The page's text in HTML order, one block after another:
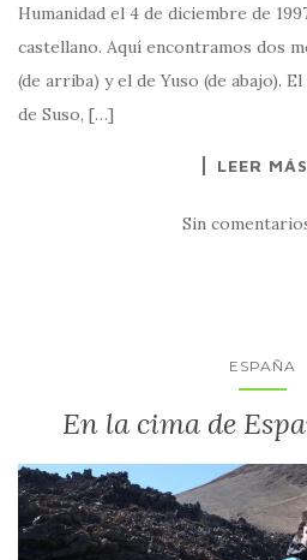
Humanidad el 4 de diciembre de
castellano. Aquí encontramos dos
(de arriba) y el de Yuso (de abajo).
de Suso, […]
LEER MÁS
Sin
ESPAÑA
En la cima de